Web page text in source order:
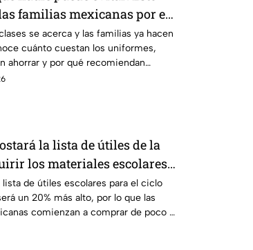
familias mexicanas por el
2026
se acerca y las familias ya hacen
cuánto cuestan los uniformes,
ahorrar y por qué recomiendan
la lista de útiles de la
los materiales escolares
este ciclo 2026-2027
de útiles escolares para el ciclo
un 20% más alto, por lo que las
comienzan a comprar de poco a